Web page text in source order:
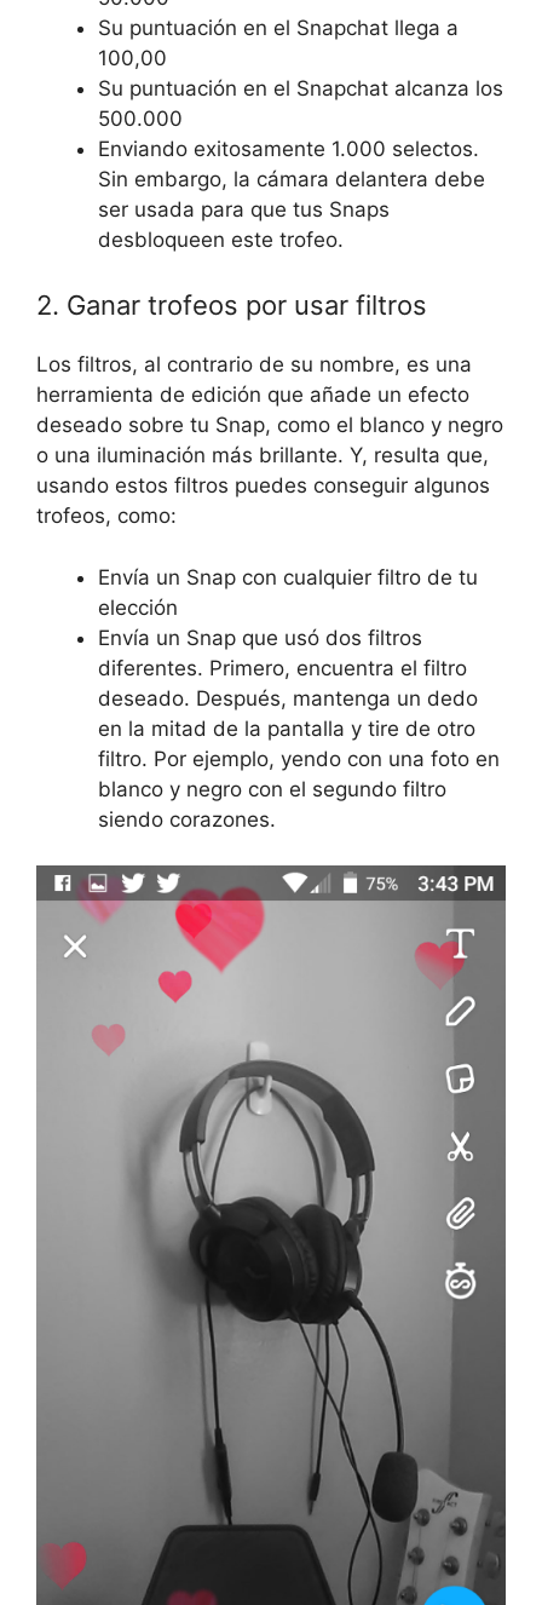
Su puntuación en el Snapchat llega a
100,00
Su puntuación en el Snapchat alcanza los
500.000
Enviando exitosamente 1.000 selectos.
Sin embargo, la cámara delantera debe
ser usada para que tus Snaps
desbloqueen este trofeo.
2. Ganar trofeos por usar filtros
Los filtros, al contrario de su nombre, es una
herramienta de edición que añade un efecto
deseado sobre tu Snap, como el blanco y negro
o una iluminación más brillante. Y, resulta que,
usando estos filtros puedes conseguir algunos
trofeos, como:
Envía un Snap con cualquier filtro de tu
elección
Envía un Snap que usó dos filtros
diferentes. Primero, encuentra el filtro
deseado. Después, mantenga un dedo
en la mitad de la pantalla y tire de otro
filtro. Por ejemplo, yendo con una foto en
blanco y negro con el segundo filtro
siendo corazones.